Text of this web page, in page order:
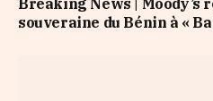
Breaking News | Moody’s
souveraine du Bénin à «